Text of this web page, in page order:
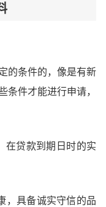
的条件的，像是有新
件才能进行申请，
在贷款到期日时的实
，具备诚实守信的品